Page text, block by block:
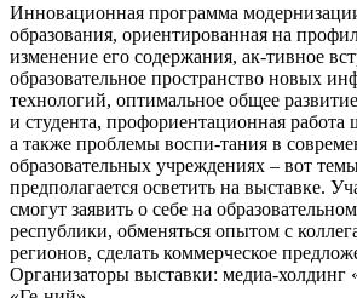
Инновационная программа
образования, ориентированная на
изменение его содержания, ак-тивное
образовательное пространство новых
технологий, оптимальное общее
и студента, профориентационная
а также проблемы воспи-тания в
образовательных учреждениях – вот
предполагается осветить на выставке.
смогут заявить о себе на
республики, обменяться опытом с
регионов, сделать коммерческое
Организаторы выставки: медиа-